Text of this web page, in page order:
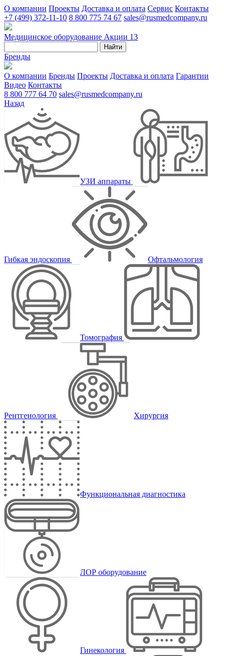
О компании Проекты Доставка и оплата Сервис Контакты
+7 (499) 372-11-10 8 800 775 74 67 sales@rusmedcompany.ru
Медицинское оборудование Акции 13
Найти
Бренды
О компании Бренды Проекты Доставка и оплата Гарантии
Видео Контакты
8 800 777 64 70 sales@rusmedcompany.ru
Назад
УЗИ аппараты
Гибкая эндоскопия Офтальмология
Томография
Рентгенология Хирургия
Функциональная диагностика
ЛОР оборудование
Гинекология